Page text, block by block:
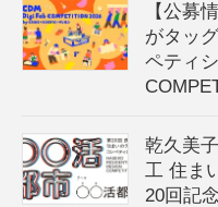
【公募
がタッ
ペティ
乾久美
工 住ま
20回記